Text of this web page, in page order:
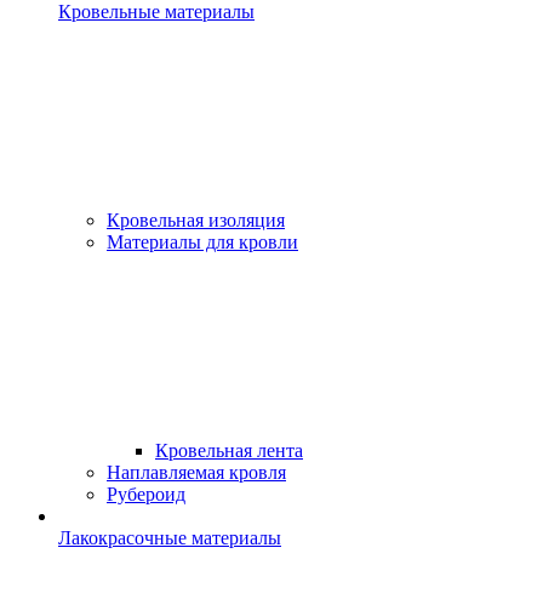
Кровельные материалы
Кровельная изоляция
Материалы для кровли
Кровельная лента
Наплавляемая кровля
Рубероид
Лакокрасочные материалы